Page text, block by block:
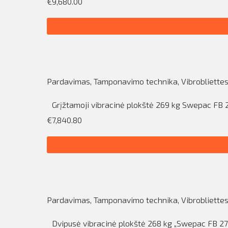
Pardavimas Tamponavimo technika Vibrobliettes
Grįžtamoji vibracinė plokštė 269 kg Swepac FB
€7,840.80
Pardavimas Tamponavimo technika Vibrobliettes
Dvipusė vibracinė plokštė 268 kg „Swepac FB